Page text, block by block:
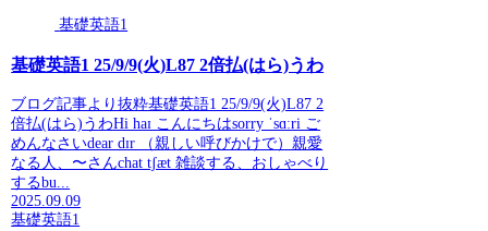
基礎英語1
基礎英語1 25/9/9(火)L87 2倍払(はら)うわ
ブログ記事より抜粋基礎英語1 25/9/9(火)L87 2
倍払(はら)うわHi haɪ こんにちはsorry ˈsɑːri ご
めんなさいdear dɪr （親しい呼びかけで）親愛
なる人、〜さんchat tʃæt 雑談する、おしゃべり
するbu...
2025.09.09
基礎英語1